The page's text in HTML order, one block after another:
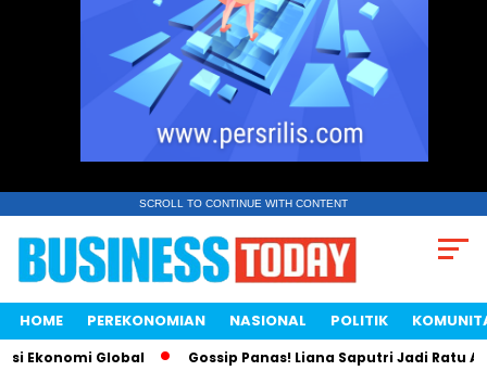
SCROLL TO CONTINUE WITH CONTENT
HOME PEREKONOMIAN NASIONAL POLITIK
Global Gossip Panas! Liana Saputri Jadi Ratu Ayam